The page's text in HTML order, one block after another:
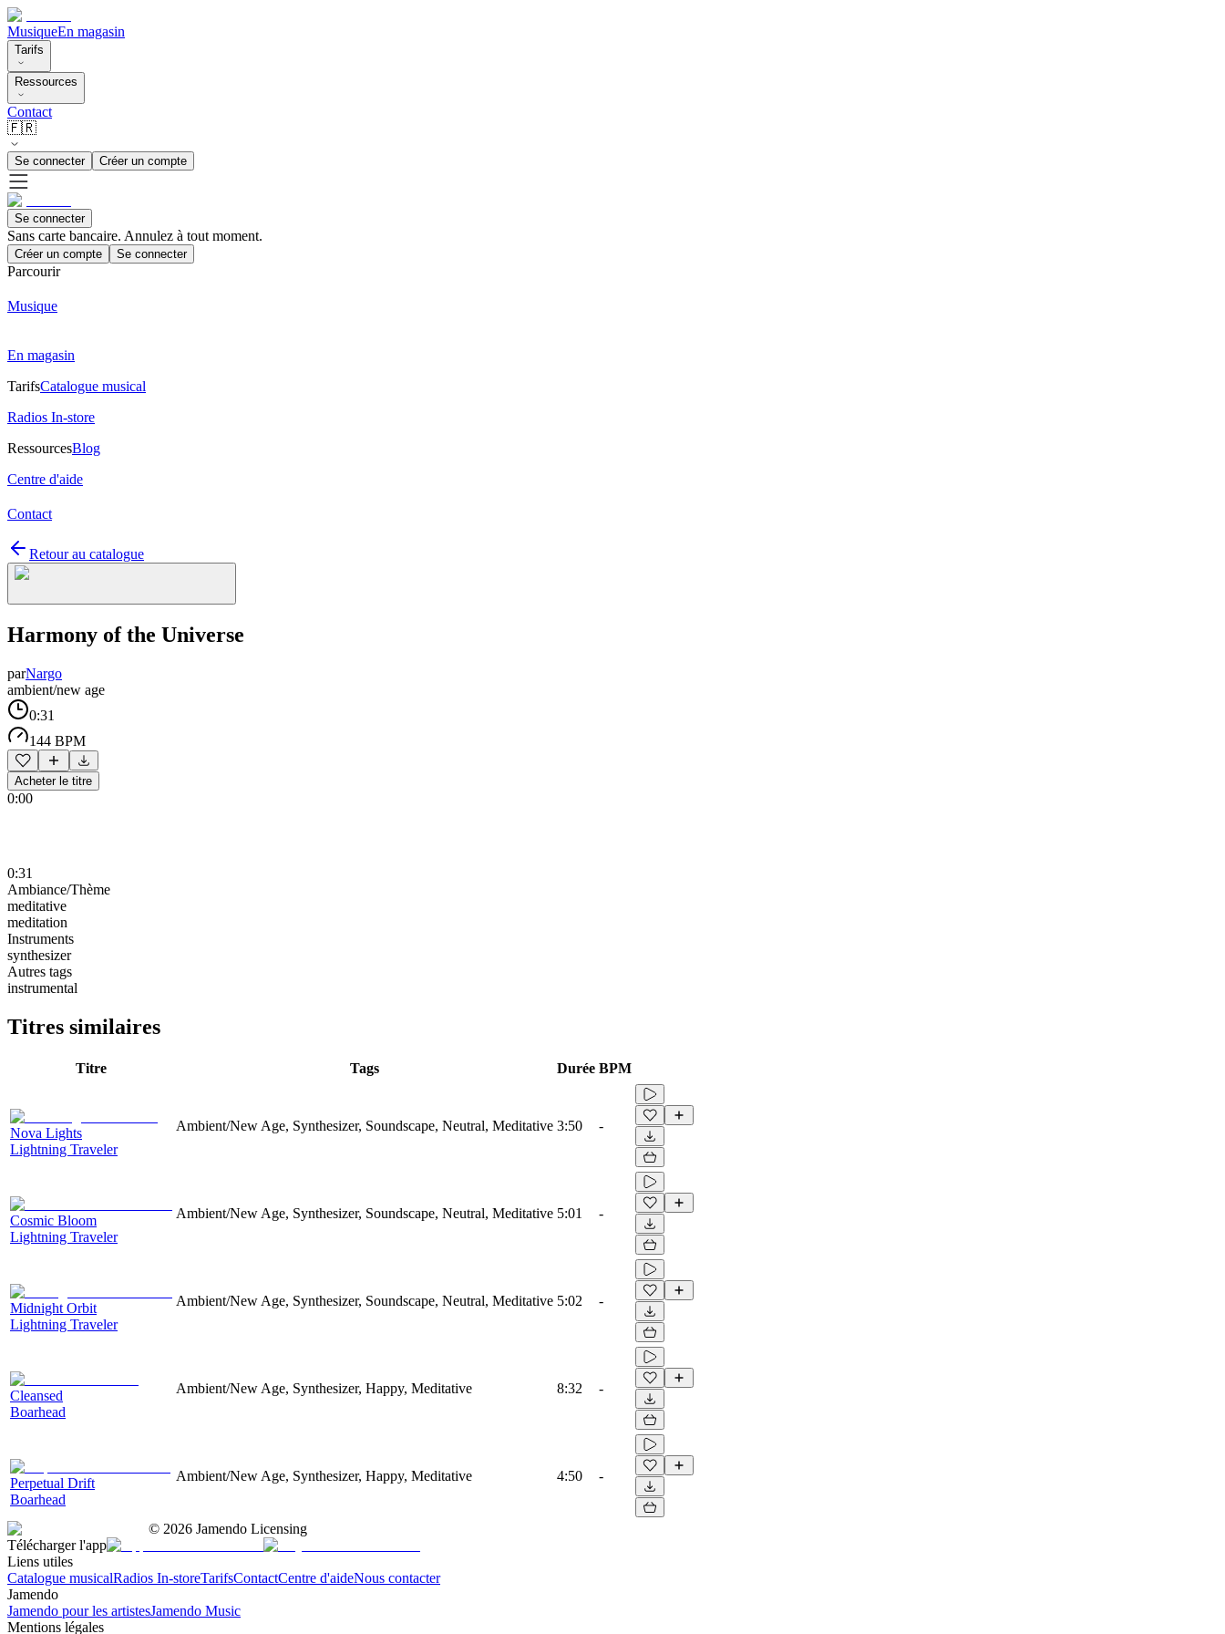
MusiqueEn magasin
Tarifs
Ressources
Contact
🇫🇷
Se connecter Créer un compte
Se connecter
Sans carte bancaire. Annulez à tout moment.
Créer un compte Se connecter
Parcourir
Musique
En magasin
TarifsCatalogue musical
Radios In-store
RessourcesBlog
Centre d'aide
Contact
Retour au catalogue
Harmony of the Universe
parNargo
ambient/new age
0:31
144 BPM
Acheter le titre
0:00
0:31
Ambiance/Thème
meditative
meditation
Instruments
synthesizer
Autres tags
instrumental
Titres similaires
Titre Tags Durée BPM
Nova Lights
Lightning Traveler
Ambient/New Age, Synthesizer, Soundscape, Neutral, Meditative 3:50 -
Cosmic Bloom
Lightning Traveler
Ambient/New Age, Synthesizer, Soundscape, Neutral, Meditative 5:01 -
Midnight Orbit
Lightning Traveler
Ambient/New Age, Synthesizer, Soundscape, Neutral, Meditative 5:02 -
Cleansed
Boarhead
Ambient/New Age, Synthesizer, Happy, Meditative 8:32 -
Perpetual Drift
Boarhead
Ambient/New Age, Synthesizer, Happy, Meditative 4:50 -
© 2026 Jamendo Licensing
Télécharger l'app
Liens utiles
Catalogue musicalRadios In-storeTarifsContactCentre d'aideNous contacter
Jamendo
Jamendo pour les artistesJamendo Music
Mentions légales